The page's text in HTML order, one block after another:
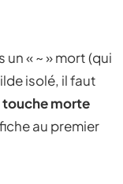
« ~ » mort (qui
isolé, il faut
touche morte
au premier